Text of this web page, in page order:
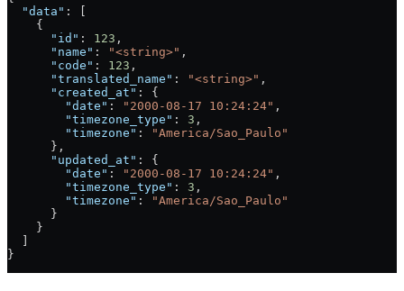
  "data"
: [
    {
      "id"
: 123 ,
      "name"
: "<string>" ,
      "code"
: 123 ,
      "translated_name"
: "<string>" ,
      "created_at"
: {
        "date"
: "2000-08-17 10:24:24" ,
        "timezone_type"
: 3 ,
        "timezone"
:
"America/Sao_Paulo"
      },
      "updated_at"
: {
        "date"
: "2000-08-17 10:24:24" ,
        "timezone_type"
: 3 ,
        "timezone"
:
"America/Sao_Paulo"
      }
    }
}